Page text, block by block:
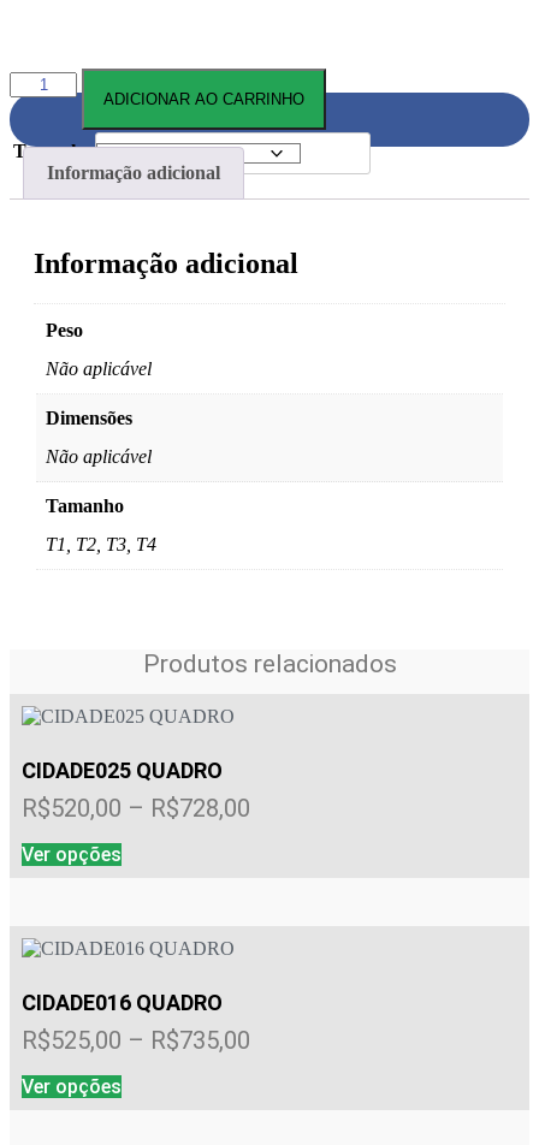
Tamanho
CIDADE018
PÔSTER
quantidade
ADICIONAR AO CARRINHO
Informação adicional
Informação adicional
Peso
Não aplicável
Dimensões
Não aplicável
Tamanho
T1, T2, T3, T4
Produtos relacionados
CIDADE025 QUADRO
R$520,00 – R$728,00
Ver opçõesEste
produto
As
podem
ser
escolhidas
página
do
CIDADE016 QUADRO
R$525,00 – R$735,00
Ver opçõesEste
produto